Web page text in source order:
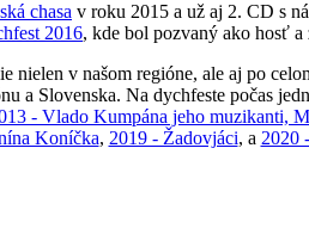
chasa v roku 2015 a už aj 2. CD s
2016, kde bol pozvaný ako hosť a
v našom regióne, ale aj po
a Slovenska. Na dychfeste počas
- Vlado Kumpána jeho muzikanti,
Koníčka, 2019 - Žadovjáci, a 2020